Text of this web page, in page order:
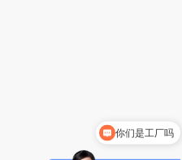
你们是工厂吗